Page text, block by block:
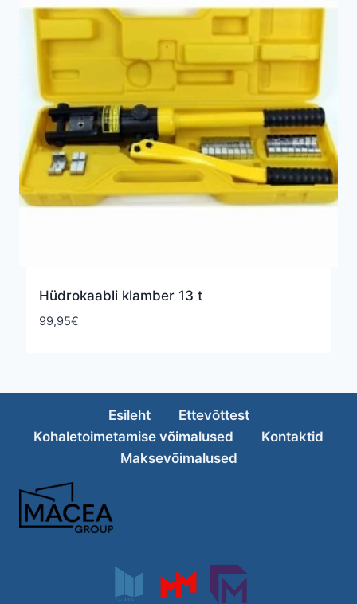
Hüdrokaabli klamber 13 t
99,95€
Esileht
Ettevõttest
Kohaletoimetamise võimalused
Kontaktid
Maksevõimalused